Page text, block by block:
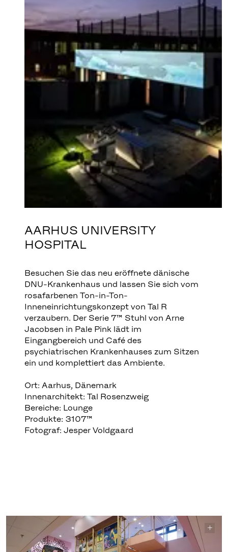
AARHUS UNIVERSITY
HOSPITAL
Besuchen Sie das neu eröffnete dänische
DNU-Krankenhaus und lassen Sie sich vom
rosafarbenen Ton-in-Ton-
Inneneinrichtungskonzept von Tal R
verzaubern. Der Serie 7™ Stuhl von Arne
Jacobsen in Pale Pink lädt im
Eingangbereich und Café des
psychiatrischen Krankenhauses zum Sitzen
ein und komplettiert das Ambiente.
Ort: Aarhus, Dänemark
Innenarchitekt: Tal Rosenzweig
Bereiche: Lounge
Produkte: 3107™
Fotograf: Jesper Voldgaard